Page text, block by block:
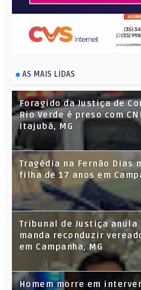
AS MAIS LIDAS
Foragido da Justiça de
Rio Verde é preso com
Itajubá, MG
Tragédia na Fernão Dias
filha de 17 anos em
Tribunal de Justiça anula
manda reconduzir
em Campanha, MG
Homem morre em